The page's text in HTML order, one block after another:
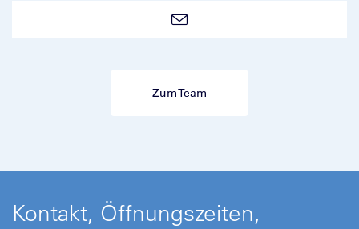
Zum Team
Kontakt, Öffnungszeiten,